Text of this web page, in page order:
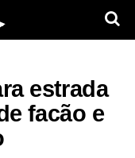
estrada
facão e